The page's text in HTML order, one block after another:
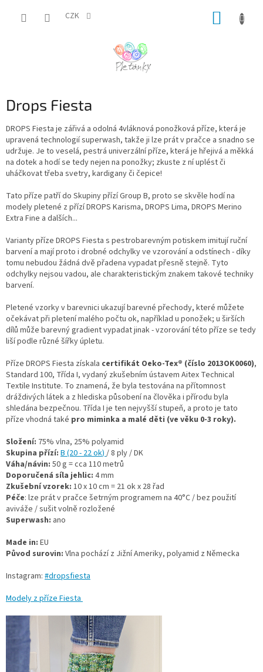
CZK
Drops Fiesta
DROPS Fiesta je zářivá a odolná 4vláknová ponožková příze, která je
upravená technologií superwash, takže ji lze prát v pračce a snadno se
udržuje. Je to veselá, pestrá univerzální příze, která je hřejivá a měkká
na dotek a hodí se tedy nejen na ponožky; zkuste z ní uplést či
uháčkovat třeba svetry, kardigany či čepice!
Tato příze patří do Skupiny přízí Group B, proto se skvěle hodí na
modely pletené z přízí DROPS Karisma, DROPS Lima, DROPS Merino
Extra Fine a dalších...
Varianty příze DROPS Fiesta s pestrobarevným potiskem imitují ruční
barvení a mají proto i drobné odchylky ve vzorování a odstínech - díky
tomu nebudou žádná dvě přadena vypadat přesně stejně. Tyto
odchylky nejsou vadou, ale charakteristickým znakem takové techniky
barvení.
Pletené vzorky v barevnici ukazují barevné přechody, které můžete
očekávat při pletení malého počtu ok, například u ponožek; u širších
dílů může barevný gradient vypadat jinak - vzorování této příze se tedy
liší podle různé šířky úpletu.
Příze DROPS Fiesta získala certifikát Oeko-Tex® (číslo 2013OK0060),
Standard 100, Třída I, vydaný zkušebním ústavem Aitex Technical
Textile Institute. To znamená, že byla testována na přítomnost
dráždivých látek a z hlediska působení na člověka i přírodu byla
shledána bezpečnou. Třída I je ten nejvyšší stupeň, a proto je tato
příze vhodná také pro miminka a malé děti (ve věku 0-3 roky).
Složení: 75% vlna, 25% polyamid
Skupina přízí: B (20 - 22 ok) / 8 ply / DK
Váha/návin: 50 g = cca 110 metrů
Doporučená síla jehlic: 4 mm
Zkušební vzorek: 10 x 10 cm = 21 ok x 28 řad
Péče: lze prát v pračce šetrným programem na 40°C / bez použití
aviváže / sušit volně rozložené
Superwash: ano
Made in: EU
Původ surovin: Vlna pochází z Jižní Ameriky, polyamid z Německa
Instagram: #dropsfiesta
Modely z příze Fiesta